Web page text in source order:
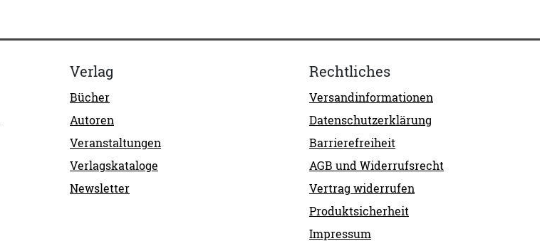
Verlag
Bücher
Autoren
Veranstaltungen
Verlagskataloge
Newsletter
Rechtliches
Versandinformationen
Datenschutzerklärung
Barrierefreiheit
AGB und Widerrufsrecht
Vertrag widerrufen
Produktsicherheit
Impressum